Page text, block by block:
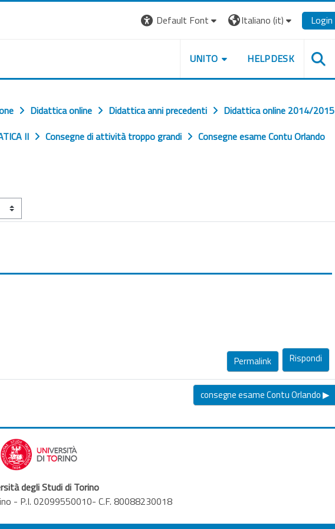
Default Font Italiano ‎(it)‎ Login
UNITO HELPDESK
Didattica online Didattica anni precedenti
Didattica online 2014/2015
II Consegne di attività troppo grandi Consegne esame Contu Orlando
Permalink Rispondi
consegne esame Contu Orlando ▶︎
degli Studi di Torino
- P.I. 02099550010- C.F. 80088230018